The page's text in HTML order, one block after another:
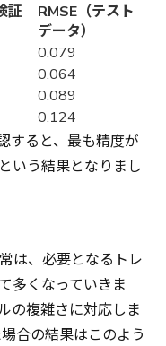
証
RMSE（テスト
データ）
0.079
0.064
0.089
0.124
すると、最も精度が
う結果となりまし
は、必要となるトレ
多くなっていきま
の複雑さに対応しま
合の結果はこのよう